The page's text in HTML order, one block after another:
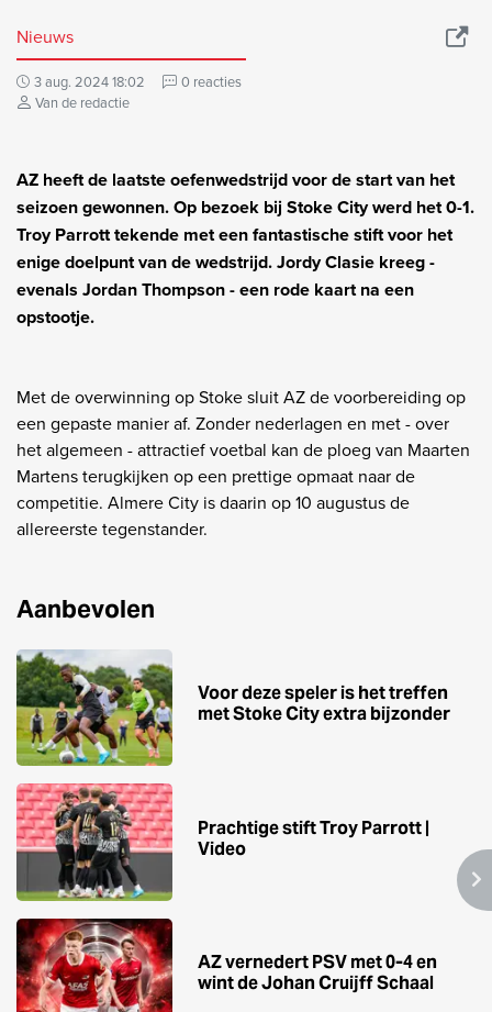
Nieuws
3 aug. 2024 18:02
0 reacties
Van de redactie
AZ heeft de laatste oefenwedstrijd voor de start van het
seizoen gewonnen. Op bezoek bij Stoke City werd het 0-1.
Troy Parrott tekende met een fantastische stift voor het
enige doelpunt van de wedstrijd. Jordy Clasie kreeg -
evenals Jordan Thompson - een rode kaart na een
opstootje.
Met de overwinning op Stoke sluit AZ de voorbereiding op
een gepaste manier af. Zonder nederlagen en met - over
het algemeen - attractief voetbal kan de ploeg van Maarten
Martens terugkijken op een prettige opmaat naar de
competitie. Almere City is daarin op 10 augustus de
allereerste tegenstander.
Aanbevolen
Voor deze speler is het treffen
met Stoke City extra bijzonder
Prachtige stift Troy Parrott |
Video
AZ vernedert PSV met 0-4 en
wint de Johan Cruijff Schaal